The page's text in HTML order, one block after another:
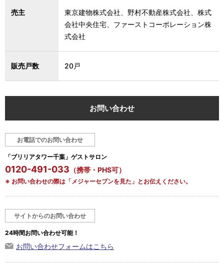
売主
東京建物株式会社、野村不動産株式会社、株式
会社中央住宅、ファーストコーポレーション株
式会社
販売戸数 20戸
お問い合わせ
お電話でのお問い合わせ
「ブリリアタワー千葉」ゲストサロン
0120-491-033 （携帯・PHS可）
※ お問い合わせの際は「メジャーセブンを見た」とお伝えください。
サイトからのお問い合わせ
24時間お問い合わせ可能！
お問い合わせフォームはこちら